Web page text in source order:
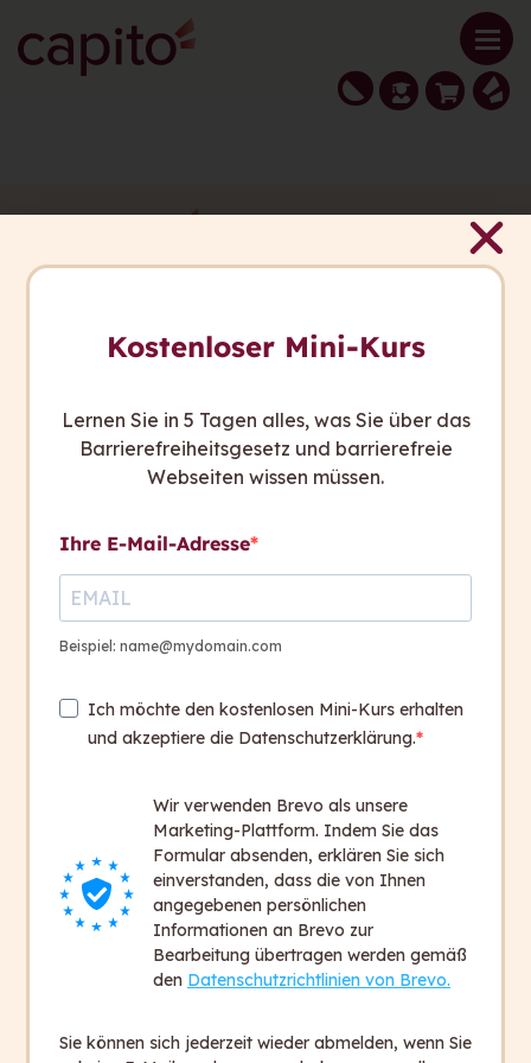
capito ist italienisch und heißt: „Ich habe
Wir wollen, dass in Zukunft alle Menschen
Sie haben Fragen?
Kontakt aufnehmen
Kontakt
office@capito.eu
Heinrichstraße 145
Austria
Bleiben Sie auf dem Laufenden!
Kostenloser Mini-Kurs
Lernen Sie in 5 Tagen alles, was Sie über das
Barrierefreiheitsgesetz und barrierefreie
Webseiten wissen müssen.
Ihre E-Mail-Adresse
Beispiel: name@mydomain.com
Ich möchte den kostenlosen Mini-Kurs erhalten
und akzeptiere die Datenschutzerklärung.
Wir verwenden Brevo als unsere
Marketing-Plattform. Indem Sie das
Formular absenden, erklären Sie sich
einverstanden, dass die von Ihnen
angegebenen persönlichen
Informationen an Brevo zur
Bearbeitung übertragen werden gemäß
den Datenschutzrichtlinien von Brevo.
Sie können sich jederzeit wieder abmelden, wenn Sie